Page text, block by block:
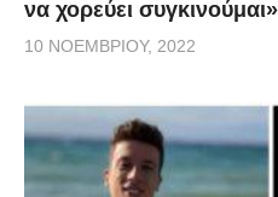
να χορεύει συγκινούμαι»
10 ΝΟΕΜΒΡΊΟΥ, 2022